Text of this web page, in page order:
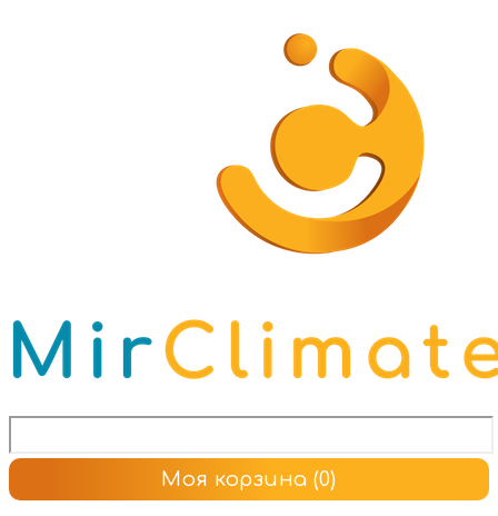
Моя корзина (0)